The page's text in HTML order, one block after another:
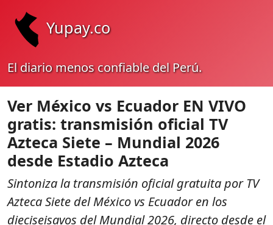
Yupay.co
El diario menos confiable del Perú.
Ver México vs Ecuador EN VIVO
gratis: transmisión oficial TV
Azteca Siete – Mundial 2026
desde Estadio Azteca
Sintoniza la transmisión oficial gratuita por TV
Azteca Siete del México vs Ecuador en los
dieciseisavos del Mundial 2026, directo desde el